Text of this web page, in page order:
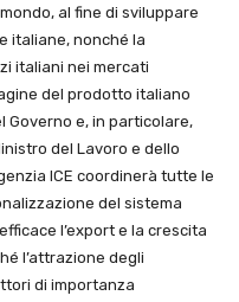
al fine di sviluppare
italiane, nonché la
italiani nei mercati
del prodotto italiano
Governo e, in particolare,
del Lavoro e dello
ICE coordinerà tutte le
del sistema
l’export e la crescita
l’attrazione degli
di importanza